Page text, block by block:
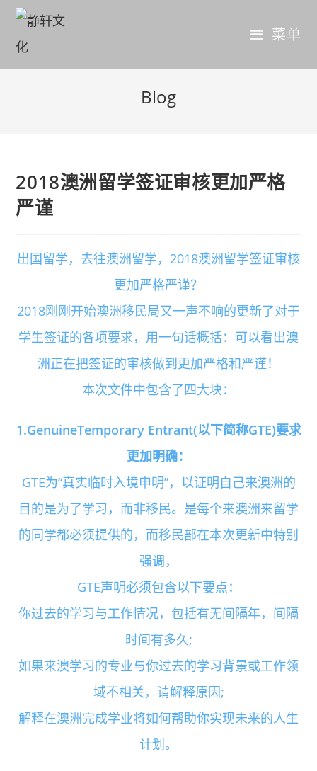
菜单
Blog
2018澳洲留学签证审核更加严格
严谨
出国留学，去往澳洲留学，2018澳洲留学签证审核
更加严格严谨？
2018刚刚开始澳洲移民局又一声不响的更新了对于
学生签证的各项要求，用一句话概括：可以看出澳
洲正在把签证的审核做到更加严格和严谨！
本次文件中包含了四大块：
1.GenuineTemporary Entrant(以下简称GTE)要求
更加明确：
GTE为“真实临时入境申明”，以证明自己来澳洲的
目的是为了学习，而非移民。是每个来澳洲来留学
的同学都必须提供的，而移民部在本次更新中特别
强调，
GTE声明必须包含以下要点：
你过去的学习与工作情况，包括有无间隔年，间隔
时间有多久;
如果来澳学习的专业与你过去的学习背景或工作领
域不相关，请解释原因;
解释在澳洲完成学业将如何帮助你实现未来的人生
计划。